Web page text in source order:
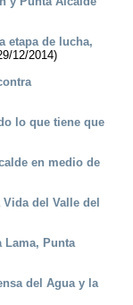
etapa de lucha,
12/2014)
lo que tiene que
en medio de
del Valle del
Lama, Punta
del Agua y la